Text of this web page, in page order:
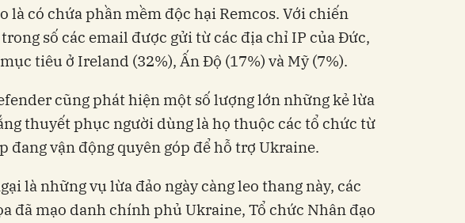
là có chứa phần mềm độc hại Remcos. Với chiến
số các email được gửi từ các địa chỉ IP của Đức,
tiêu ở Ireland (32%), Ấn Độ (17%) và Mỹ (7%).
cũng phát hiện một số lượng lớn những kẻ lừa
thuyết phục người dùng là họ thuộc các tổ chức từ
đang vận động quyên góp để hỗ trợ Ukraine.
là những vụ lừa đảo ngày càng leo thang này, các
đã mạo danh chính phủ Ukraine, Tổ chức Nhân đạo